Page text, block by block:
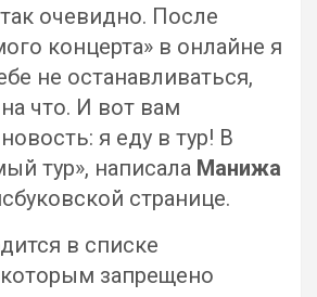
очевидно. После
концерта» в онлайне я
не останавливаться,
что. И вот вам
я еду в тур! В
тур», написала Манижа
странице.
в списке
запрещено